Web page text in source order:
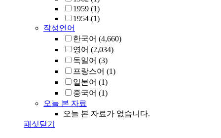
1959 (1)
1954 (1)
작성언어
한국어 (4,660)
영어 (2,034)
독일어 (3)
프랑스어 (1)
일본어 (1)
중국어 (1)
오늘 본 자료
오늘 본 자료가 없습니다.
패싯닫기